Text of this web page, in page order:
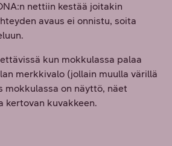
nettiin kestää joitakin
avaus ei onnistu, soita
kun mokkulassa palaa
merkkivalo (jollain muulla värillä
mokkulassa on näyttö, näet
kertovan kuvakkeen.